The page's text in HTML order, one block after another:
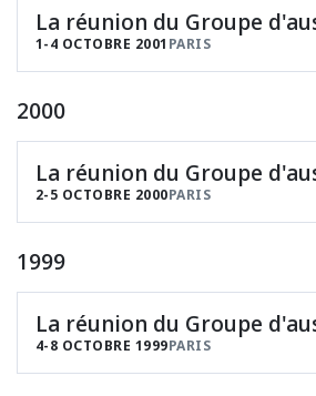
La réunion du Groupe
1-4 OCTOBRE 2001 PARIS
2000
La réunion du Groupe
2-5 OCTOBRE 2000PARIS
1999
La réunion du Groupe
4-8 OCTOBRE 1999PARIS